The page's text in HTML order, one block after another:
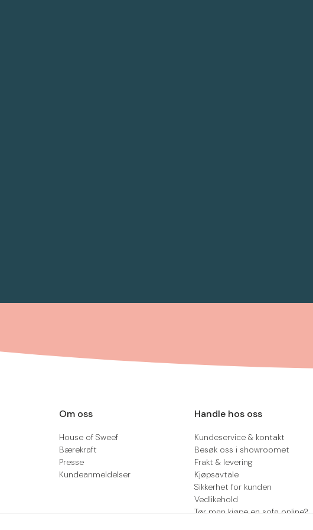
Om oss
House of Sweef
Bærekraft
Presse
Kundeanmeldelser
Handle hos oss
Kundeservice & kontakt
Besøk oss i showroomet
Frakt & levering
Kjøpsavtale
Sikkerhet for kunden
Vedlikehold
Tør man kjøpe en sofa online?